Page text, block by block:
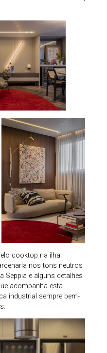
cooktop na ilha
nos tons neutros
Seppia e alguns detalhes
acompanha esta
industrial sempre bem-